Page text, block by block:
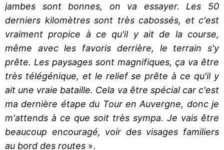
jambes sont bonnes, on va essayer. Les 50
derniers kilomètres sont très cabossés, et c'est
vraiment propice à ce qu'il y ait de la course,
même avec les favoris derrière, le terrain s'y
prête. Les paysages sont magnifiques, ça va être
très télégénique, et le relief se prête à ce qu'il y
ait une vraie bataille. Cela va être spécial car c'est
ma dernière étape du Tour en Auvergne, donc je
m'attends à ce que soit très sympa. Je vais être
beaucoup encouragé, voir des visages familiers
au bord des routes ».